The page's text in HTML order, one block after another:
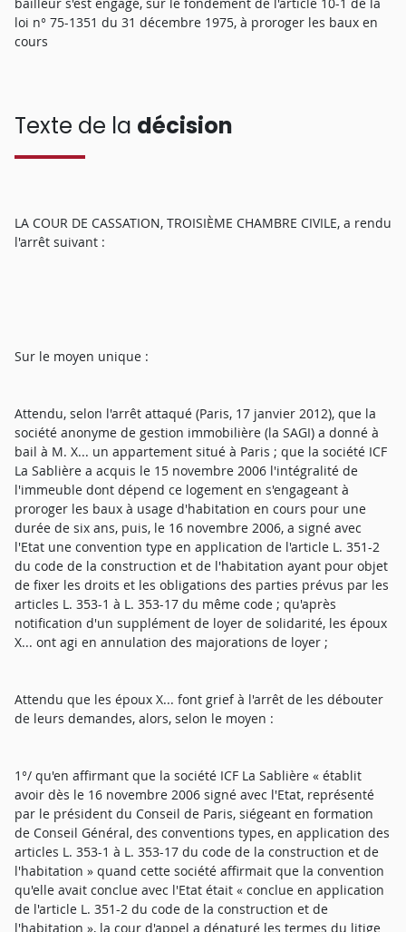
loi n° 75-1351 du 31 décembre 1975, à proroger les baux en
cours
Texte de la décision
LA COUR DE CASSATION, TROISIÈME CHAMBRE CIVILE, a rendu
l'arrêt suivant :
Sur le moyen unique :
Attendu, selon l'arrêt attaqué (Paris, 17 janvier 2012), que la
société anonyme de gestion immobilière (la SAGI) a donné à
bail à M. X... un appartement situé à Paris ; que la société ICF
La Sablière a acquis le 15 novembre 2006 l'intégralité de
l'immeuble dont dépend ce logement en s'engageant à
proroger les baux à usage d'habitation en cours pour une
durée de six ans, puis, le 16 novembre 2006, a signé avec
l'Etat une convention type en application de l'article L. 351-2
du code de la construction et de l'habitation ayant pour objet
de fixer les droits et les obligations des parties prévus par les
articles L. 353-1 à L. 353-17 du même code ; qu'après
notification d'un supplément de loyer de solidarité, les époux
X... ont agi en annulation des majorations de loyer ;
Attendu que les époux X... font grief à l'arrêt de les débouter
de leurs demandes, alors, selon le moyen :
1°/ qu'en affirmant que la société ICF La Sablière « établit
avoir dès le 16 novembre 2006 signé avec l'Etat, représenté
par le président du Conseil de Paris, siégeant en formation
de Conseil Général, des conventions types, en application des
articles L. 353-1 à L. 353-17 du code de la construction et de
l'habitation » quand cette société affirmait que la convention
qu'elle avait conclue avec l'Etat était « conclue en application
de l'article L. 351-2 du code de la construction et de
l'habitation », la cour d'appel a dénaturé les termes du litige